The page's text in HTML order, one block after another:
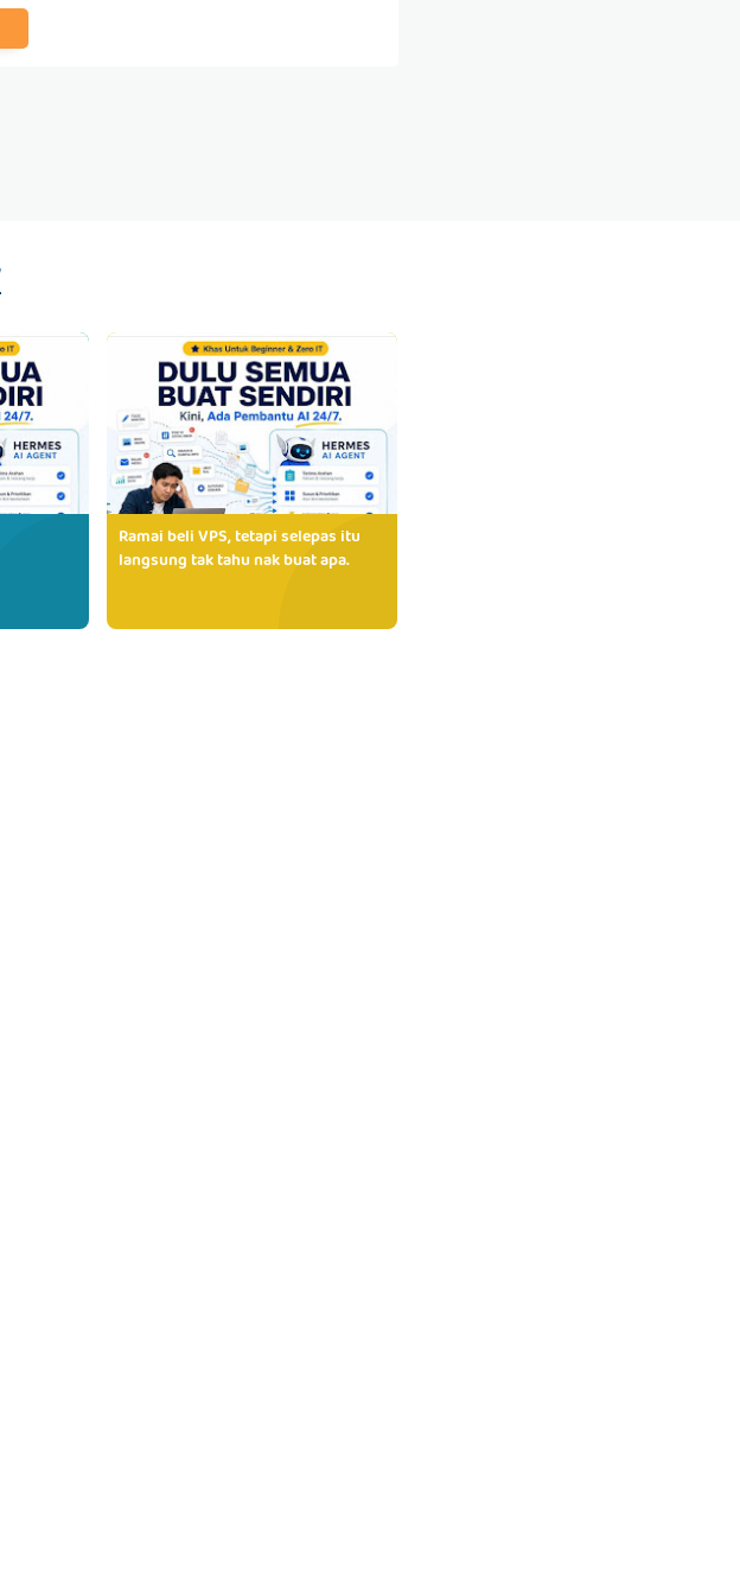
Ramai beli VPS, tetapi selepas itu
langsung tak tahu nak buat apa.